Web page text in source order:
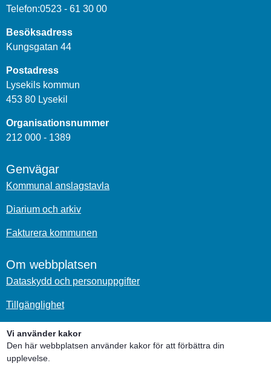
Vi använder kakor
Den här webbplatsen använder kakor för att förbättra din
upplevelse.
Telefon:0523 - 61 30 00
Besöksadress
Kungsgatan 44
Postadress
Lysekils kommun
453 80 Lysekil
Organisationsnummer
212 000 - 1389
Genvägar
Kommunal anslagstavla
Diarium och arkiv
Fakturera kommunen
Om webbplatsen
Dataskydd och personuppgifter
Tillgänglighet
Om kakor
Sociala medier